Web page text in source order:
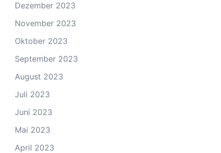
Dezember 2023
November 2023
Oktober 2023
September 2023
August 2023
Juli 2023
Juni 2023
Mai 2023
April 2023